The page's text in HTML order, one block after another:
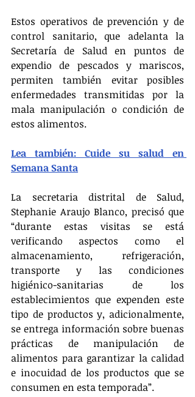
Estos operativos de prevención y de
control sanitario, que adelanta la
Secretaría de Salud en puntos de
expendio de pescados y mariscos,
permiten también evitar posibles
enfermedades transmitidas por la
mala manipulación o condición de
estos alimentos.
Lea también: Cuide su salud en
Semana Santa
La secretaria distrital de Salud,
Stephanie Araujo Blanco, precisó que
“durante estas visitas se está
verificando aspectos como el
almacenamiento, refrigeración,
transporte y las condiciones
higiénico-sanitarias de los
establecimientos que expenden este
tipo de productos y, adicionalmente,
se entrega información sobre buenas
prácticas de manipulación de
alimentos para garantizar la calidad
e inocuidad de los productos que se
consumen en esta temporada”.